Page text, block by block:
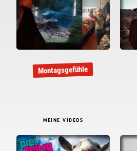
Montagsgefühle
MEINE VIDEOS